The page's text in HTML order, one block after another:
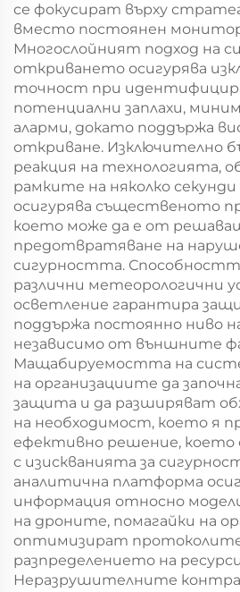
се фокусират върху
вместо постоянен
Многослойният подход на
откриването осигурява
точност при
потенциални заплахи,
аларми, докато поддържа
откриване. Изключително
реакция на технологията,
рамките на няколко
осигурява същественото
което може да е от
предотвратяване на
сигурността.
различни метеорологични
осветление гарантира
поддържа постоянно ниво
независимо от външните
Мащабируемостта на
на организациите да
защита и да разширяват
на необходимост, което я
ефективно решение, което
с изискванията за
аналитична платформа
информация относно
на дроните, помагайки на
оптимизират протоколите
разпределението на
Неразрушителните